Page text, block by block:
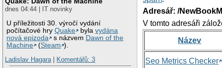
dnes 04:44 | IT novinky
U příležitosti 30. výročí vydání
počítačové hryQuake bylavydána
nová epizoda
s názvem Dawn of the
Machine
(Steam ).
Ladislav Hagara| Komentářů: 3
Adresář: /
V tomto adresáři
Název
Seo Metrics Checker